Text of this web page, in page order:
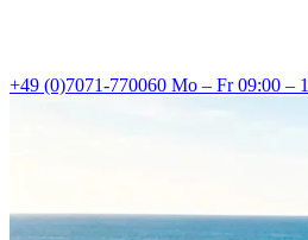
+49 (0)7071-770060 Mo – Fr 09:00 –